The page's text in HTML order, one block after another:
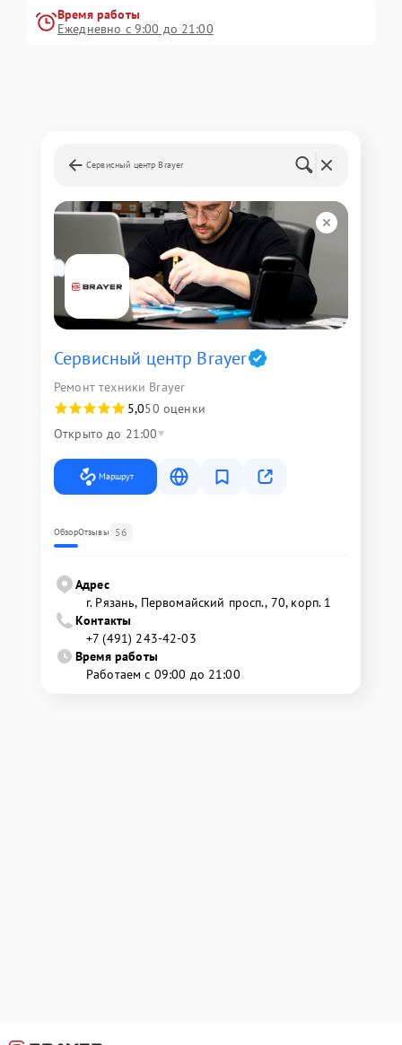
Время работы
Ежедневно с 9:00 до 21:00
Сервисный центр Brayer
Сервисный центр Brayer
Ремонт техники Brayer
5,050 оценки
Открыто до 21:00
Маршрут
ОбзорОтзывы 56
Адрес
г. Рязань, Первомайский просп., 70, корп. 1
Контакты
+7 (491) 243-42-03
Время работы
Работаем с 09:00 до 21:00